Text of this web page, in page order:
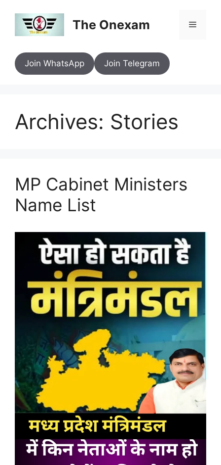
content
The Onexam Menu
Join WhatsApp Join Telegram
Archives: Stories
MP Cabinet Ministers
Name List